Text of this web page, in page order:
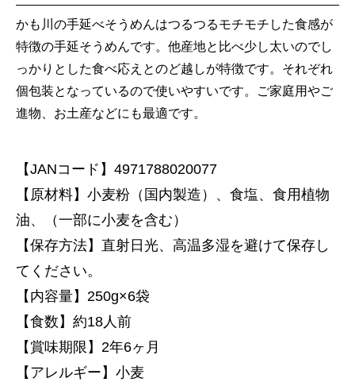
かも川の手延べそうめんはつるつるモチモチした食感が
特徴の手延そうめんです。他産地と比べ少し太いのでし
っかりとした食べ応えとのど越しが特徴です。それぞれ
個包装となっているので使いやすいです。ご家庭用やご
進物、お土産などにも最適です。
【JANコード】4971788020077
【原材料】小麦粉（国内製造）、食塩、食用植物
油、（一部に小麦を含む）
【保存方法】直射日光、高温多湿を避けて保存し
てください。
【内容量】250g×6袋
【食数】約18人前
【賞味期限】2年6ヶ月
【アレルギー】小麦